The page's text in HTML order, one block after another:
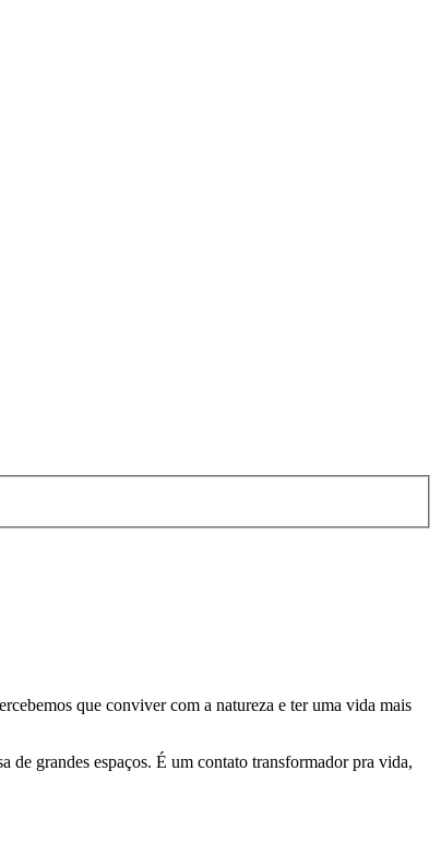
que conviver com a natureza e ter uma vida mais
de grandes espaços. É um contato transformador pra vida,